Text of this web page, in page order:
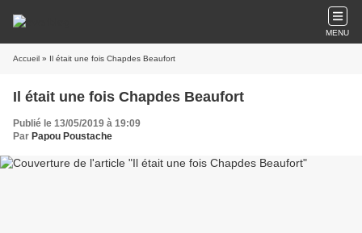
MENU
Accueil » Il était une fois Chapdes Beaufort
Il était une fois Chapdes Beaufort
Publié le 13/05/2019 à 19:09
Par Papou Poustache